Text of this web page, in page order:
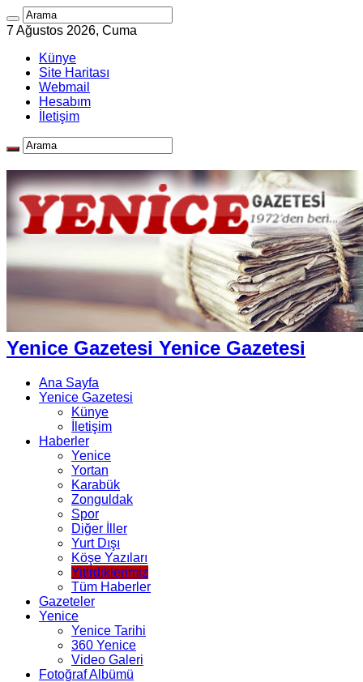
7 Ağustos 2026, Cuma
Künye
Site Haritası
Webmail
Hesabım
İletişim
Yenice Gazetesi Yenice Gazetesi
Ana Sayfa
Yenice Gazetesi
Künye
İletişim
Haberler
Yenice
Yortan
Karabük
Zonguldak
Spor
Diğer İller
Yurt Dışı
Köşe Yazıları
Yitirdiklerimiz
Tüm Haberler
Gazeteler
Yenice
Yenice Tarihi
360 Yenice
Video Galeri
Fotoğraf Albümü